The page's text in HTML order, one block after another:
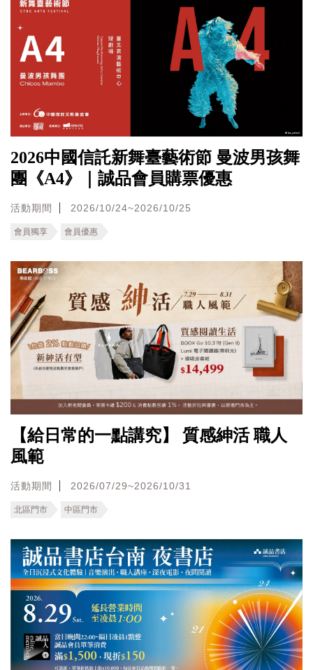
2026中國信託新舞臺藝術節 曼波男孩舞
團《A4》｜誠品會員購票優惠
活動期間 2026/10/24~2026/10/25
會員獨享 會員優惠
【給日常的一點講究】 質感紳活 職人
風範
活動期間 2026/07/29~2026/10/31
北區門市 中區門市